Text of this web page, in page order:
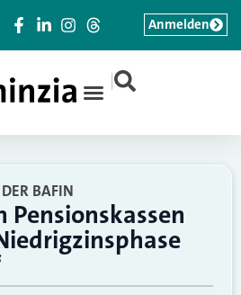
|
Anmelden
BAFIN
Pensionskassen